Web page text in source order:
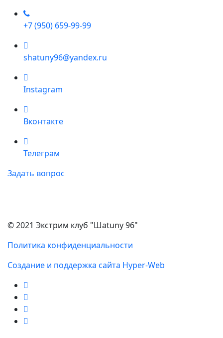
+7 (950) 659-99-99
shatuny96@yandex.ru
Instagram
Вконтакте
Телеграм
Задать вопрос
© 2021 Экстрим клуб "Шаtuny 96"
Политика конфиденциальности
Создание и поддержка сайта Hyper-Web